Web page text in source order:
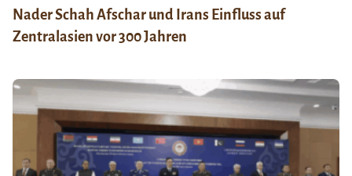
Nader Schah Afschar und Irans Einfluss auf
Zentralasien vor 300 Jahren